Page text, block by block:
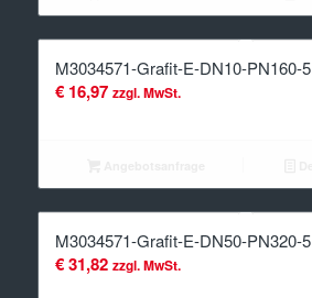
M3034571-Grafit-E-DN10-PN160-5
€16,97 zzgl. MwSt.
M3034571-Grafit-E-DN50-PN320-5
€31,82 zzgl. MwSt.